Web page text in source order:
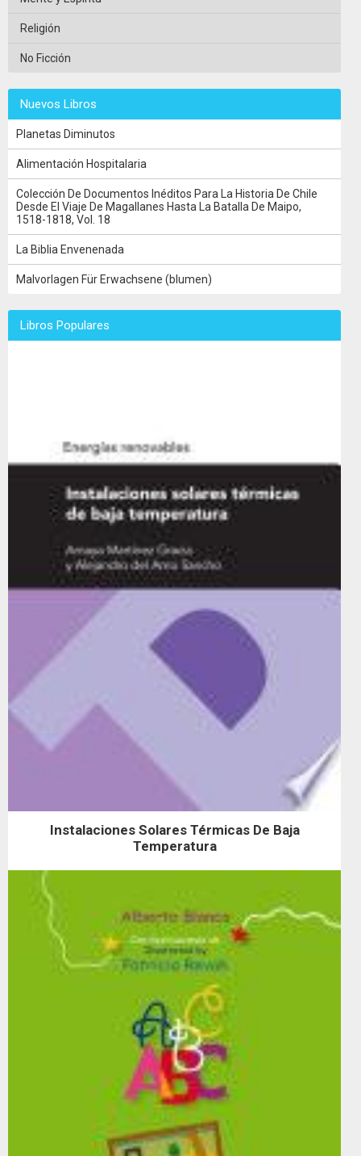
Religión
No Ficción
Nuevos Libros
Planetas Diminutos
Alimentación Hospitalaria
Colección De Documentos Inéditos Para La Historia De Chile
Desde El Viaje De Magallanes Hasta La Batalla De Maipo,
1518-1818, Vol. 18
La Biblia Envenenada
Malvorlagen Für Erwachsene (blumen)
Libros Populares
Instalaciones Solares Térmicas De Baja
Temperatura